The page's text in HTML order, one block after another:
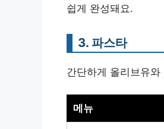
쉽게 완성돼요.
3. 파스타
간단하게 올리브유
메뉴